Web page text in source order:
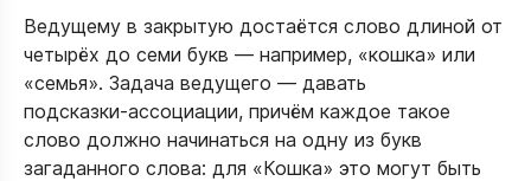
Ведущему в закрытую достаётся слово длиной от
четырёх до семи букв — например, «кошка» или
«семья». Задача ведущего — давать
подсказки‑ассоциации, причём каждое такое
слово должно начинаться на одну из букв
загаданного слова: для «Кошка» это могут быть